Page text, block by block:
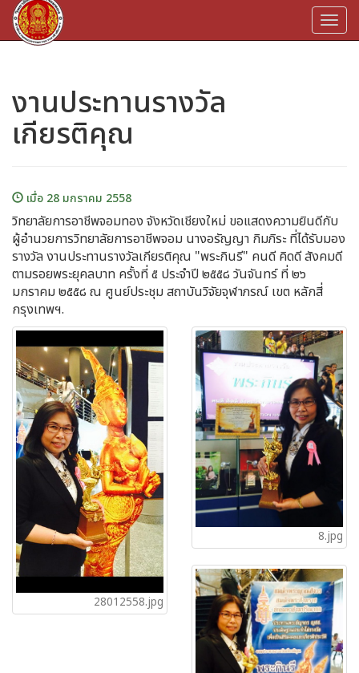
งานประทานรางวัล
เกียรติคุณ
เมื่อ 28 มกราคม 2558
วิทยาลัยการอาชีพจอมทอง จังหวัดเชียงใหม่ ขอแสดงความยินดีกับ
ผู้อำนวยการวิทยาลัยการอาชีพจอม นางอรัญญา กิมภิระ ที่ได้รับมอง
รางวัล งานประทานรางวัลเกียรติคุณ "พระกินรี" คนดี คิดดี สังคมดี
ตามรอยพระยุคลบาท ครั้งที่ ๕ ประจำปี ๒๕๕๘ วันจันทร์ ที่ ๒๖
มกราคม ๒๕๕๘ ณ ศูนย์ประชุม สถาบันวิจัยจุฬาภรณ์ เขต หลักสี่
กรุงเทพฯ.
28012558.jpg
8.jpg